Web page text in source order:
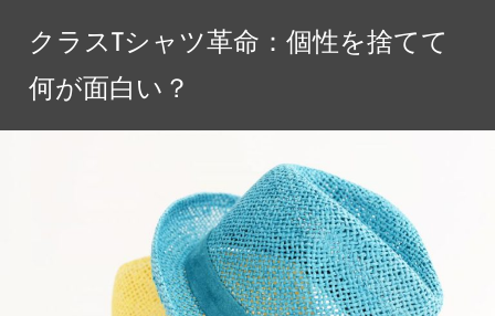
クラスTシャツ革命：個性を捨てて
何が面白い？